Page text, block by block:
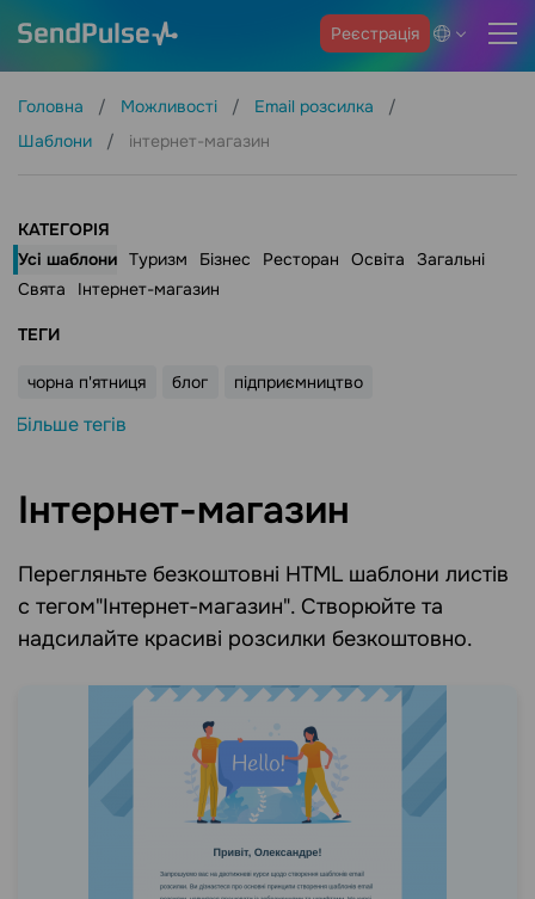
Реєстрація
Головна Можливості
Email розсилка
Шаблони
інтернет-магазин
КАТЕГОРІЯ
Усі шаблони Туризм Бізнес Ресторан Освіта
Загальні
Свята
Інтернет-магазин
ТЕГИ
чорна п'ятниця блог підприємництво
Більше тегів
Інтернет-магазин
Перегляньте безкоштовні HTML шаблони листів
c тегом"Інтернет-магазин". Створюйте та
надсилайте красиві розсилки безкоштовно.